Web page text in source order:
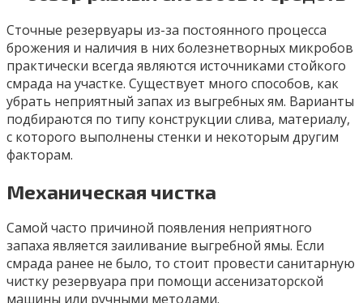
Сточные резервуары из-за постоянного процесса
брожения и наличия в них болезнетворных микробов
практически всегда являются источниками стойкого
смрада на участке. Существует много способов, как
убрать неприятный запах из выгребных ям. Варианты
подбираются по типу конструкции слива, материалу,
с которого выполнены стенки и некоторым другим
факторам.
Механическая чистка
Самой часто причиной появления неприятного
запаха является заиливание выгребной ямы. Если
смрада ранее не было, то стоит провести санитарную
чистку резервуара при помощи ассенизаторской
машины или ручными методами.